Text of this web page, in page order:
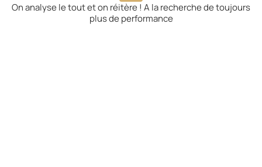
On analyse le tout et on réitère ! A la recherche de toujours
plus de performance